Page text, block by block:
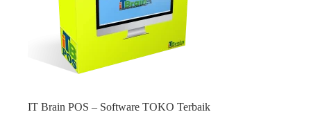
IT Brain POS – Software TOKO Terbaik